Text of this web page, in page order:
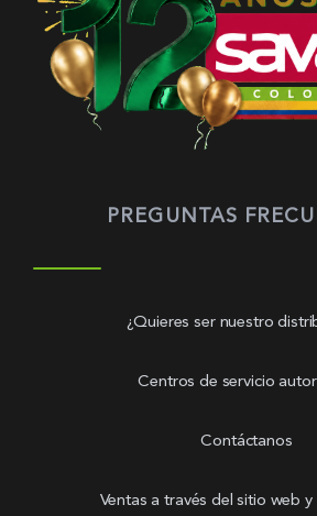
PREGUNTAS
¿Quieres ser nuestro
Centros de servicio
Contáctanos
Ventas a través del sitio web